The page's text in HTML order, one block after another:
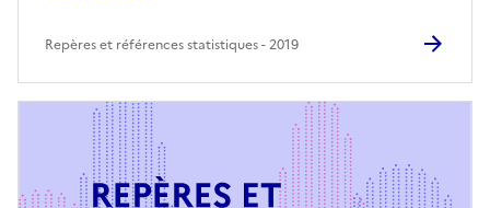
Repères et références statistiques 2019